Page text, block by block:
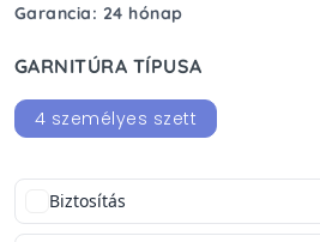
Garancia: 24 hónap
GARNITÚRA TÍPUSA
4 személyes szett
Biztosítás